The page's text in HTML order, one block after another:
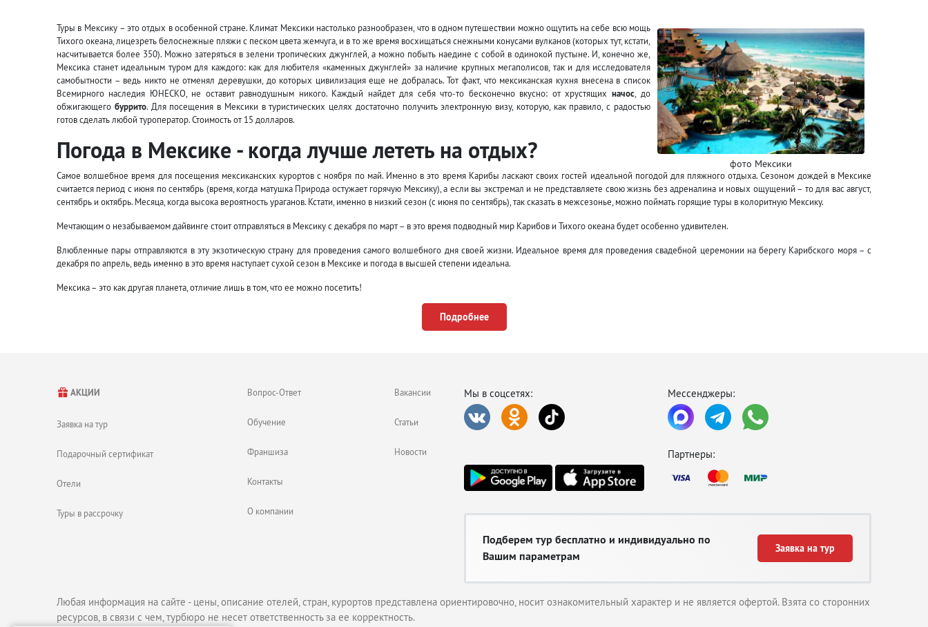
фото Мексики
Туры в Мексику – это отдых в особенной стране. Климат Мексики настолько разнообразен, что в одном путешествии можно ощутить на себе всю мощь
Тихого океана, лицезреть белоснежные пляжи с песком цвета жемчуга, и в то же время восхищаться снежными конусами вулканов (которых тут, кстати,
насчитывается более 350). Можно затеряться в зелени тропических джунглей, а можно побыть наедине с собой в одинокой пустыне. И, конечно же,
Мексика станет идеальным туром для каждого: как для любителя «каменных джунглей» за наличие крупных мегаполисов, так и для исследователя
самобытности – ведь никто не отменял деревушки, до которых цивилизация еще не добралась. Тот факт, что мексиканская кухня внесена в список
Всемирного наследия ЮНЕСКО, не оставит равнодушным никого. Каждый найдет для себя что-то бесконечно вкусно: от хрустящих начос, до
обжигающего буррито. Для посещения в Мексики в туристических целях достаточно получить электронную визу, которую, как правило, с радостью
готов сделать любой туроператор. Стоимость от 15 долларов.
Погода в Мексике - когда лучше лететь на отдых?
Самое волшебное время для посещения мексиканских курортов с ноября по май. Именно в это время Карибы ласкают своих гостей идеальной погодой для пляжного отдыха. Сезоном дождей в Мексике
считается период с июня по сентябрь (время, когда матушка Природа остужает горячую Мексику), а если вы экстремал и не представляете свою жизнь без адреналина и новых ощущений – то для вас август,
сентябрь и октябрь. Месяца, когда высока вероятность ураганов. Кстати, именно в низкий сезон (с июня по сентябрь), так сказать в межсезонье, можно поймать горящие туры в колоритную Мексику.
Мечтающим о незабываемом дайвинге стоит отправляться в Мексику с декабря по март – в это время подводный мир Карибов и Тихого океана будет особенно удивителен.
Влюбленные пары отправляются в эту экзотическую страну для проведения самого волшебного дня своей жизни. Идеальное время для проведения свадебной церемонии на берегу Карибского моря – с
декабря по апрель, ведь именно в это время наступает сухой сезон в Мексике и погода в высшей степени идеальна.
Мексика – это как другая планета, отличие лишь в том, что ее можно посетить!
Подробнее
АКЦИИ
Заявка на тур
Подарочный сертификат
Отели
Туры в рассрочку
Вопрос-Ответ
Обучение
Франшиза
Контакты
О компании
Вакансии
Статьи
Новости
Мы в соцсетях: Мессенджеры:
Партнеры:
Подберем тур бесплатно и индивидуально по
Вашим параметрам
Заявка на тур
Любая информация на сайте - цены, описание отелей, стран, курортов представлена ориентировочно, носит ознакомительный характер и не является офертой. Взята со сторонних
ресурсов, в связи с чем, турбюро не несет ответственность за ее корректность.